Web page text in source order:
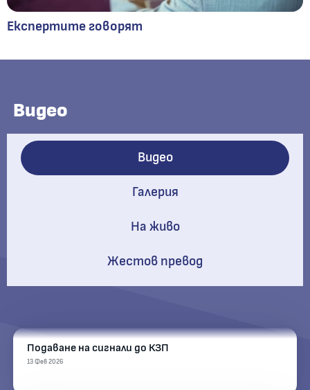
Експертите говорят
Видео
Видео
Галерия
На живо
Жестов превод
This
is
modal
window.
No compatible source was found for this media.
Подаване на сигнали до КЗП
13 Фев 2026